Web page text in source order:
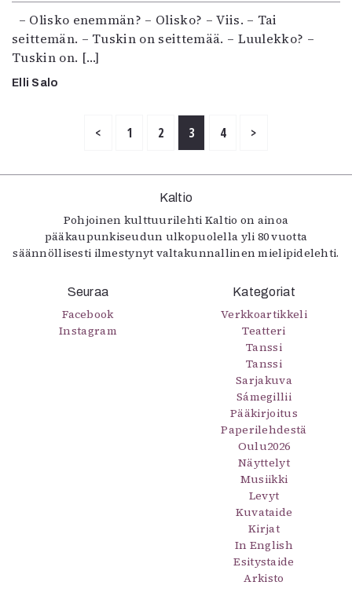
– Olisko enemmän? – Olisko? – Viis. – Tai
seittemän. – Tuskin on seittemää. – Luulekko? –
Tuskin on. […]
Elli Salo
< 1 2 3 4 >
Kaltio
Pohjoinen kulttuurilehti Kaltio on ainoa
pääkaupunkiseudun ulkopuolella yli 80 vuotta
säännöllisesti ilmestynyt valtakunnallinen mielipidelehti.
Seuraa
Facebook
Instagram
Kategoriat
Verkkoartikkeli
Teatteri
Tanssi
Tanssi
Sarjakuva
Sámegillii
Pääkirjoitus
Paperilehdestä
Oulu2026
Näyttelyt
Musiikki
Levyt
Kuvataide
Kirjat
In English
Esitystaide
Arkisto